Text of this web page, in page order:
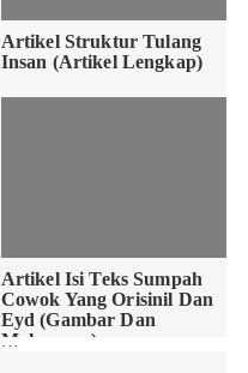
Artikel Struktur Tulang
Insan (Artikel Lengkap)
Artikel Isi Teks Sumpah
Cowok Yang Orisinil Dan
Eyd (Gambar Dan
Maknanya)